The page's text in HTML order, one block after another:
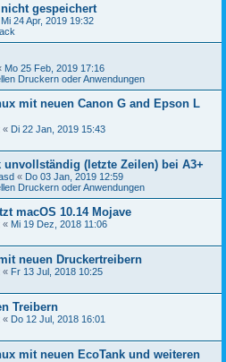
gespeichert
Mi 24 Apr, 2019 19:32
Mo 25 Feb, 2019 17:16
Druckern oder Anwendungen
mit neuen Canon G and Epson L
« Di 22 Jan, 2019 15:43
unvollständig (letzte Zeilen) bei A3+
« Do 03 Jan, 2019 12:59
Druckern oder Anwendungen
macOS 10.14 Mojave
« Mi 19 Dez, 2018 11:06
neuen Druckertreibern
« Fr 13 Jul, 2018 10:25
Treibern
« Do 12 Jul, 2018 16:01
mit neuen EcoTank und weiteren